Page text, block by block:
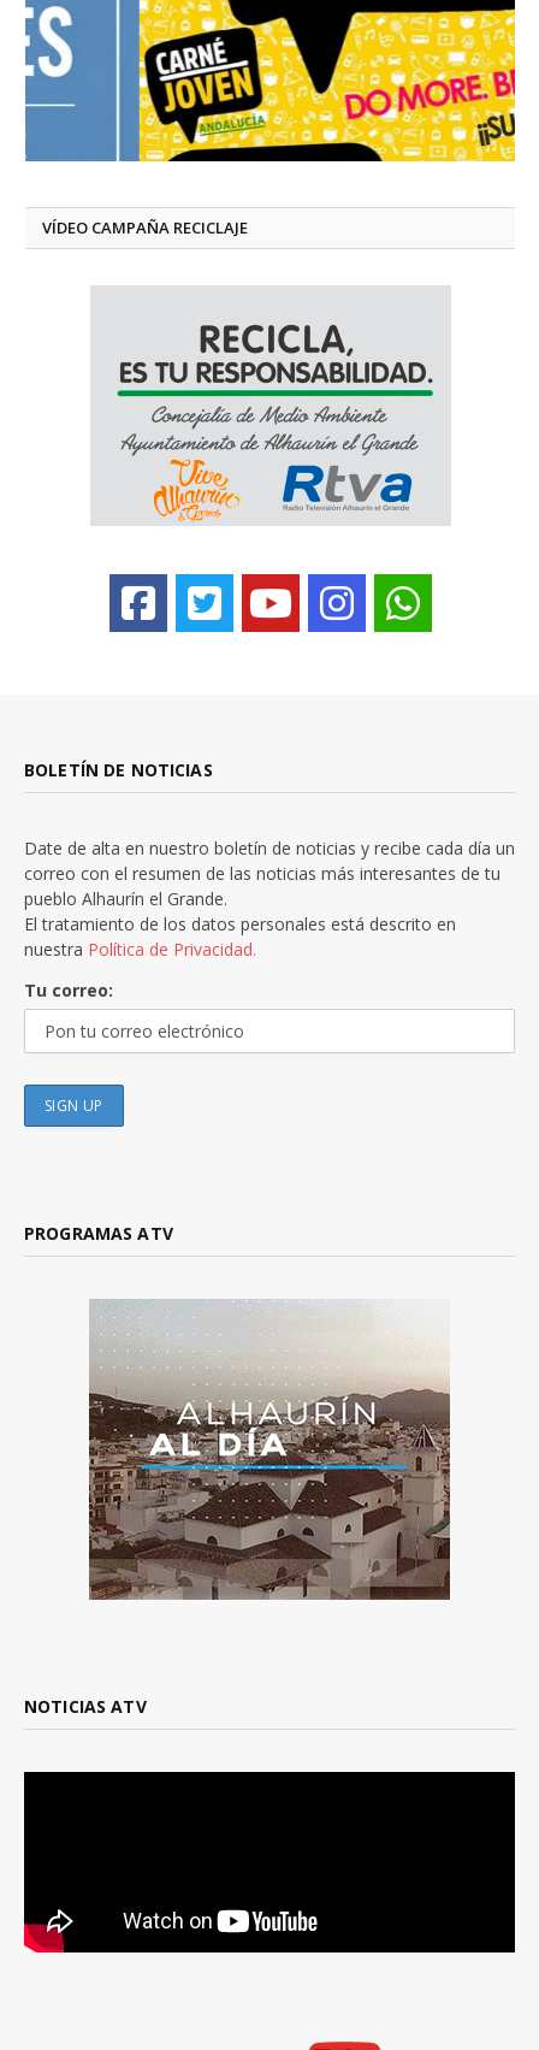
VÍDEO CAMPAÑA RECICLAJE
BOLETÍN DE NOTICIAS
Date de alta en nuestro boletín de noticias y recibe cada día un
correo con el resumen de las noticias más interesantes de tu
pueblo Alhaurín el Grande.
El tratamiento de los datos personales está descrito en
nuestra Política de Privacidad.
Tu correo:
PROGRAMAS ATV
NOTICIAS ATV